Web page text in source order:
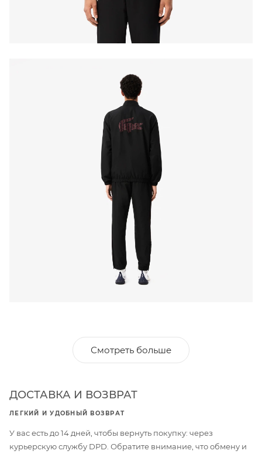
Смотреть больше
ДОСТАВКА И ВОЗВРАТ
ЛЕГКИЙ И УДОБНЫЙ ВОЗВРАТ
У вас есть до 14 дней, чтобы вернуть покупку: через
курьерскую службу DPD. Обратите внимание, что обмену и